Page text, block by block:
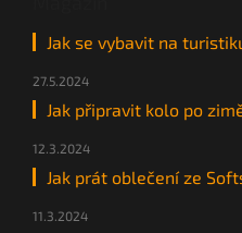
Jak se vybavit na
27.5.2024
Jak připravit kolo po
12.3.2024
Jak prát oblečení ze
11.3.2024